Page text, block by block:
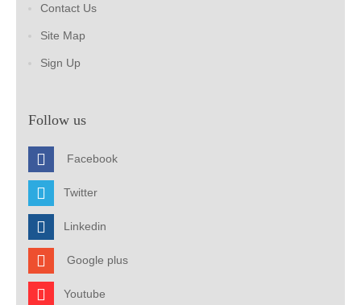
Contact Us
Site Map
Sign Up
Follow us
Facebook
Twitter
Linkedin
Google plus
Youtube